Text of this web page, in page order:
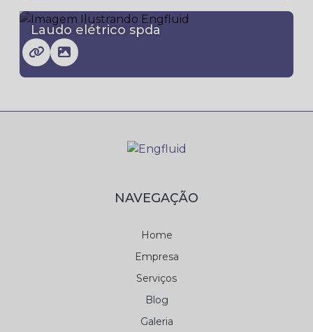
Laudo elétrico spda
NAVEGAÇÃO
Home
Empresa
Serviços
Blog
Galeria